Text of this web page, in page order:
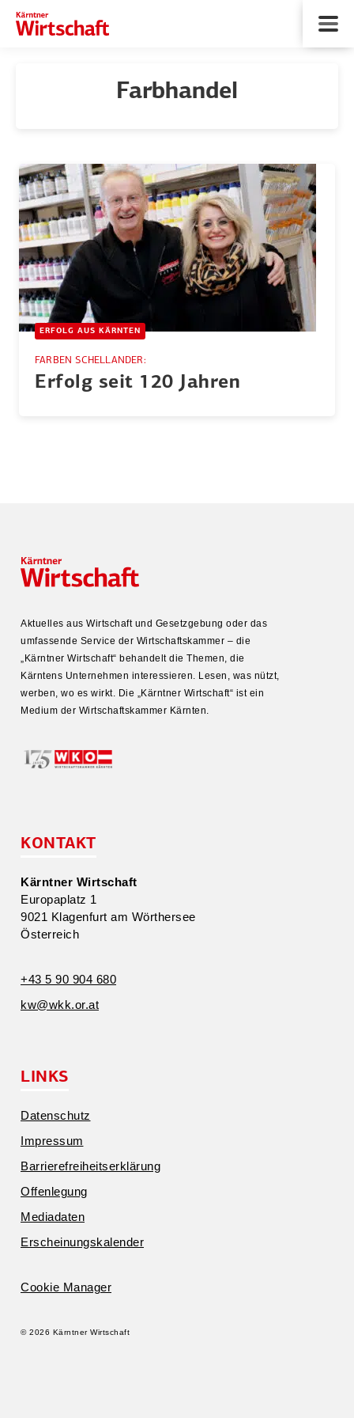
Farbhandel
ERFOLG AUS KÄRNTEN
FARBEN SCHELLANDER:
Erfolg seit 120 Jahren
Aktuelles aus Wirtschaft und Gesetz­gebung oder das
umfas­sende Service der Wirtschafts­kammer – die
„Kärntner Wirtschaft“ behandelt die Themen, die
Kärntens Unter­nehmen inter­es­sieren. Lesen, was nützt,
werben, wo es wirkt. Die „Kärntner Wirtschaft“ ist ein
Medium der Wirtschafts­kammer Kärnten.
KONTAKT
Kärntner Wirtschaft
Europa­platz 1
9021 Klagenfurt am Wörthersee
Öster­reich
+43 5 90 904 680
kw@​wkk.​or.​at
LINKS
Daten­schutz
Impressum
Barrie­re­frei­heits­er­klärung
Offen­legung
Media­daten
Erschei­nungs­ka­lender
Cookie Manager
© 2026 Kärntner Wirtschaft